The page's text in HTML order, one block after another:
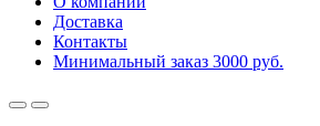
Доставка
Контакты
Минимальный заказ 3000 руб.